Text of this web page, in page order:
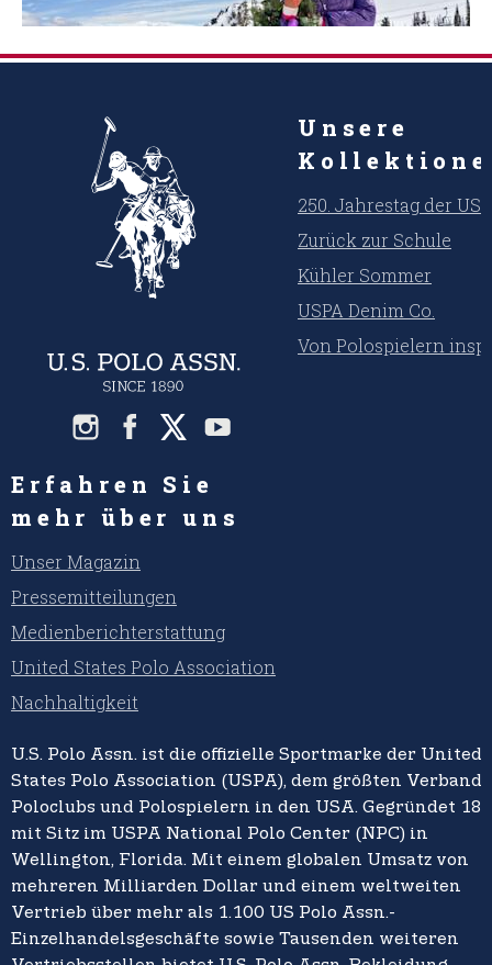
Unsere
250. Jahrestag der
Zurück zur Schule
Kühler Sommer
USPA Denim Co.
Von Polospielern
Erfahren Sie
mehr über uns
Unser Magazin
Pressemitteilungen
Medienberichterstattung
United States Polo Association
Nachhaltigkeit
U.S. Polo Assn. ist die offizielle Sportmarke der United
States Polo Association (USPA), dem größten Verband
Poloclubs und Polospielern in den USA. Gegründet
mit Sitz im USPA National Polo Center (NPC) in
Wellington, Florida. Mit einem globalen Umsatz von
mehreren Milliarden Dollar und einem weltweiten
Vertrieb über mehr als 1.100 US Polo Assn.-
Einzelhandelsgeschäfte sowie Tausenden weiteren